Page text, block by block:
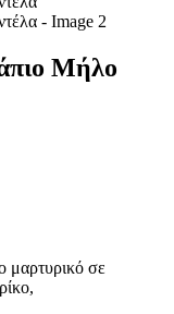
Μήλο
μαρτυρικό σε